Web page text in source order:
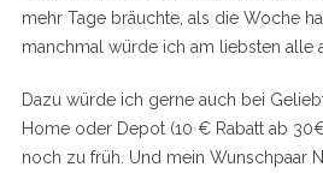
mehr Tage bräuchte, als die Woche
manchmal würde ich am liebsten alle
Dazu würde ich gerne auch bei
Home oder Depot (10 € Rabatt ab
noch zu früh. Und mein Wunschpaar